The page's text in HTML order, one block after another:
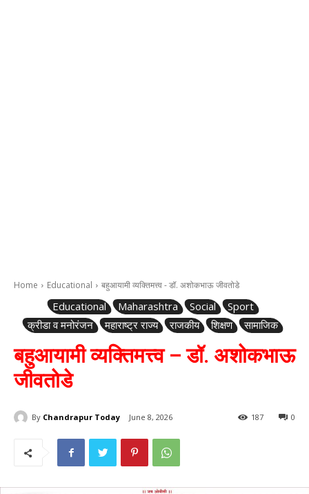
Home Educational बहुआयामी व्यक्तिमत्त्व - डॉ. अशोकभाऊ जीवतोडे
Educational Maharashtra Social
Sport
क्रीडा व मनोरंजन
महाराष्ट्र राज्य राजकीय शिक्षण सामाजिक
बहुआयामी व्यक्तिमत्त्व – डॉ. अशोकभाऊ
जीवतोडे
By Chandrapur Today June 8, 2026 0
187